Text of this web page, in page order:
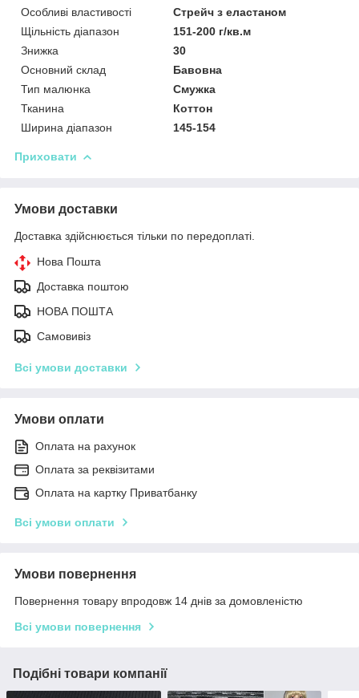
Особливі властивості
Стрейч з еластаном
Щільність діапазон
151-200 г/кв.м
Знижка
30
Основний склад
Бавовна
Тип малюнка
Смужка
Тканина
Коттон
Ширина діапазон
145-154
Приховати
Умови доставки
Доставка здійснюється тільки по передоплаті.
Нова Пошта
Доставка поштою
НОВА ПОШТА
Самовивіз
Всі умови доставки
Умови оплати
Оплата на рахунок
Оплата за реквізитами
Оплата на картку Приватбанку
Всі умови оплати
Умови повернення
Повернення товару впродовж 14 днів за домовленістю
Всі умови повернення
Подібні товари компанії